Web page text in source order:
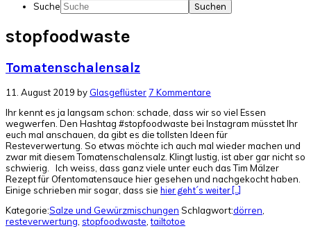
Suche
stopfoodwaste
Tomatenschalensalz
11. August 2019 by Glasgeflüster7 Kommentare
Ihr kennt es ja langsam schon: schade, dass wir so viel Essen
wegwerfen. Den Hashtag #stopfoodwaste bei Instagram müsstet Ihr
euch mal anschauen, da gibt es die tollsten Ideen für
Resteverwertung. So etwas möchte ich auch mal wieder machen und
zwar mit diesem Tomatenschalensalz. Klingt lustig, ist aber gar nicht so
schwierig. Ich weiss, dass ganz viele unter euch das Tim Mälzer
Rezept für Ofentomatensauce hier gesehen und nachgekocht haben.
Einige schrieben mir sogar, dass sie hier geht´s weiter [...]
Kategorie:Salze und Gewürzmischungen Schlagwort:dörren
resteverwertung stopfoodwaste ,tailtotoe